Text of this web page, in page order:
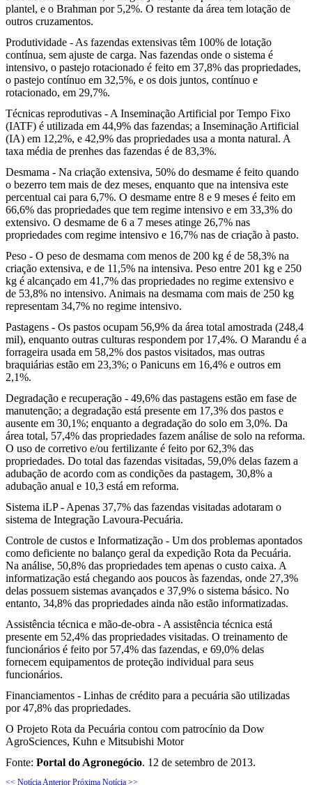
plantel, e o Brahman por 5,2%. O restante da área tem lotação de
outros cruzamentos.
Produtividade - As fazendas extensivas têm 100% de lotação
contínua, sem ajuste de carga. Nas fazendas onde o sistema é
intensivo, o pastejo rotacionado é feito em 37,8% das propriedades,
o pastejo contínuo em 32,5%, e os dois juntos, contínuo e
rotacionado, em 29,7%.
Técnicas reprodutivas - A Inseminação Artificial por Tempo Fixo
(IATF) é utilizada em 44,9% das fazendas; a Inseminação Artificial
(IA) em 12,2%, e 42,9% das propriedades usa a monta natural. A
taxa média de prenhes das fazendas é de 83,3%.
Desmama - Na criação extensiva, 50% do desmame é feito quando
o bezerro tem mais de dez meses, enquanto que na intensiva este
percentual cai para 6,7%. O desmame entre 8 e 9 meses é feito em
66,6% das propriedades que tem regime intensivo e em 33,3% do
extensivo. O desmame de 6 a 7 meses atinge 26,7% nas
propriedades com regime intensivo e 16,7% nas de criação à pasto.
Peso - O peso de desmama com menos de 200 kg é de 58,3% na
criação extensiva, e de 11,5% na intensiva. Peso entre 201 kg e 250
kg é alcançado em 41,7% das propriedades no regime extensivo e
de 53,8% no intensivo. Animais na desmama com mais de 250 kg
representam 34,7% no regime intensivo.
Pastagens - Os pastos ocupam 56,9% da área total amostrada (248,4
mil), enquanto outras culturas respondem por 17,4%. O Marandu é a
forrageira usada em 58,2% dos pastos visitados, mas outras
braquiárias estão em 23,3%; o Panicuns em 16,4% e outros em
2,1%.
Degradação e recuperação - 49,6% das pastagens estão em fase de
manutenção; a degradação está presente em 17,3% dos pastos e
ausente em 30,1%; enquanto a degradação do solo em 3,0%. Da
área total, 57,4% das propriedades fazem análise de solo na reforma.
O uso de corretivo e/ou fertilizante é feito por 62,3% das
propriedades. Do total das fazendas visitadas, 59,0% delas fazem a
adubação de acordo com as condições da pastagem, 30,8% a
adubação anual e 10,3 está em reforma.
Sistema iLP - Apenas 37,7% das fazendas visitadas adotaram o
sistema de Integração Lavoura-Pecuária.
Controle de custos e Informatização - Um dos problemas apontados
como deficiente no balanço geral da expedição Rota da Pecuária.
Na análise, 50,8% das propriedades tem apenas o custo caixa. A
informatização está chegando aos poucos às fazendas, onde 27,3%
delas possuem sistemas avançados e 37,9% o sistema básico. No
entanto, 34,8% das propriedades ainda não estão informatizadas.
Assistência técnica e mão-de-obra - A assistência técnica está
presente em 52,4% das propriedades visitadas. O treinamento de
funcionários é feito por 57,4% das fazendas, e 69,0% delas
fornecem equipamentos de proteção individual para seus
funcionários.
Financiamentos - Linhas de crédito para a pecuária são utilizadas
por 47,8% das propriedades.
O Projeto Rota da Pecuária contou com patrocínio da Dow
AgroSciences, Kuhn e Mitsubishi Motor
Fonte: Portal do Agronegócio. 12 de setembro de 2013.
<< Notícia Anterior Próxima Notícia >>